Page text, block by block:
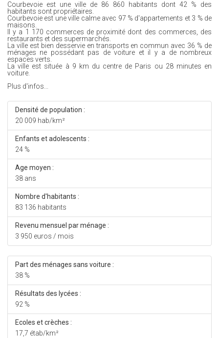
Courbevoie est une ville de 86 860 habitants dont 42 % des
habitants sont propriétaires.
Courbevoie est une ville calme avec 97 % d'appartements et 3 % de
maisons.
Il y a 1 170 commerces de proximité dont des commerces, des
restaurants et des supermarchés.
La ville est bien desservie en transports en commun avec 36 % de
ménages ne possédant pas de voiture et il y a de nombreux
espaces verts.
La ville est située à 9 km du centre de Paris ou 28 minutes en
voiture.
Plus d'infos...
Densité de population :
20 009 hab/km²
Enfants et adolescents :
24 %
Age moyen :
38 ans
Nombre d'habitants :
83 136 habitants
Revenu mensuel par ménage :
3 950 euros / mois
Part des ménages sans voiture :
38 %
Résultats des lycées :
92 %
Ecoles et crèches :
17,7 étab/km²